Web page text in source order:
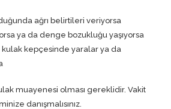
ağrı belirtileri veriyorsa
ya da denge bozukluğu yaşıyorsa
kulak kepçesinde yaralar ya da
muayenesi olması gereklidir. Vakit
danışmalısınız.